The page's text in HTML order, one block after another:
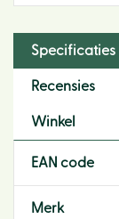
Specificaties
Recensies
Winkel
EAN code
Merk